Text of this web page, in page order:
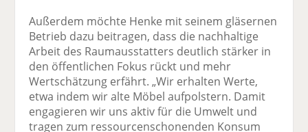
Außerdem möchte Henke mit seinem gläsernen
Betrieb dazu beitragen, dass die nachhaltige
Arbeit des Raumausstatters deutlich stärker in
den öffentlichen Fokus rückt und mehr
Wertschätzung erfährt. „Wir erhalten Werte,
etwa indem wir alte Möbel aufpolstern. Damit
engagieren wir uns aktiv für die Umwelt und
tragen zum ressourcenschonenden Konsum